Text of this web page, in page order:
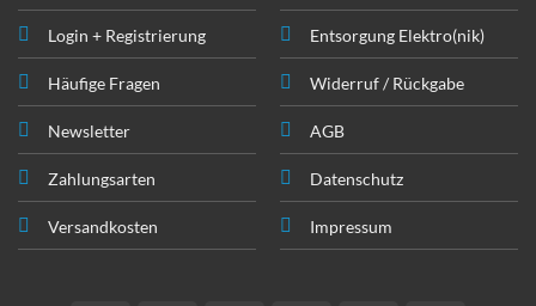
Login + Registrierung
Häufige Fragen
Newsletter
Zahlungsarten
Versandkosten
Entsorgung Elektro(nik)
Widerruf / Rückgabe
AGB
Datenschutz
Impressum